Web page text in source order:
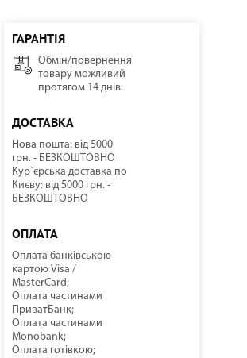
КОМПРЕСОРНО-КОНДЕНСАТОРНІ БЛОКИ
СОНЯЧНІ КОЛЕКТОРИ
КУЛЕРИ ДЛЯ ВОДИ
ТЕПЛОВІ ГАРМАТИ
ГАРАНТІЯ
Обмін/повернення
товару можливий
протягом 14 днів.
ДОСТАВКА
Нова пошта: від 5000
грн. - БЕЗКОШТОВНО
Кур`єрська доставка по
Києву: від 5000 грн. -
БЕЗКОШТОВНО
ОПЛАТА
Оплата банківською
картою Visa /
MasterCard;
Оплата частинами
ПриватБанк;
Оплата частинами
Monobank;
Оплата готівкою;